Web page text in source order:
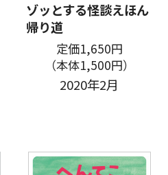
ゾッとする怪談えほん
帰り道
定価1,650円
（本体1,500円）
2020年2月